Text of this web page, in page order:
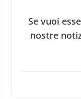
Se vuoi
nostre